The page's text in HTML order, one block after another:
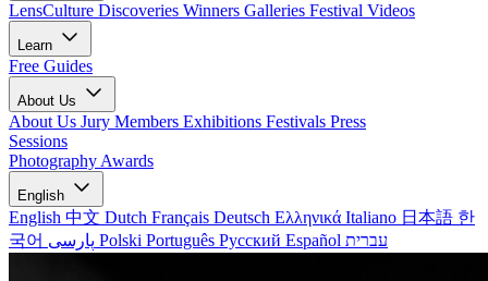
LensCulture Discoveries Winners Galleries Festival Videos
Learn
Free Guides
About Us
About Us Jury Members Exhibitions Festivals Press
Sessions
Photography Awards
English
English 中文 Dutch Français Deutsch Ελληνικά Italiano 日本語 한
국어
Polski Português Русский Español עברית